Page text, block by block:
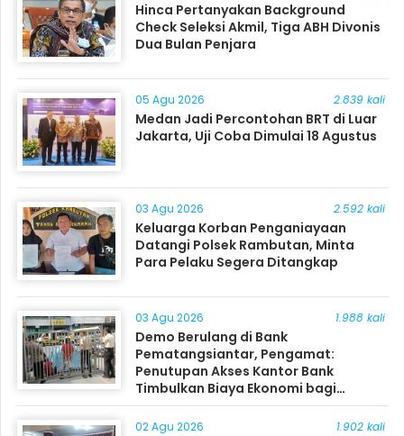
Hinca Pertanyakan Background
Check Seleksi Akmil, Tiga ABH Divonis
Dua Bulan Penjara
05 Agu 2026 2.839 kali
Medan Jadi Percontohan BRT di Luar
Jakarta, Uji Coba Dimulai 18 Agustus
03 Agu 2026 2.592 kali
Keluarga Korban Penganiayaan
Datangi Polsek Rambutan, Minta
Para Pelaku Segera Ditangkap
03 Agu 2026 1.988 kali
Demo Berulang di Bank
Pematangsiantar, Pengamat:
Penutupan Akses Kantor Bank
Timbulkan Biaya Ekonomi bagi
Masyarakat
02 Agu 2026 1.902 kali